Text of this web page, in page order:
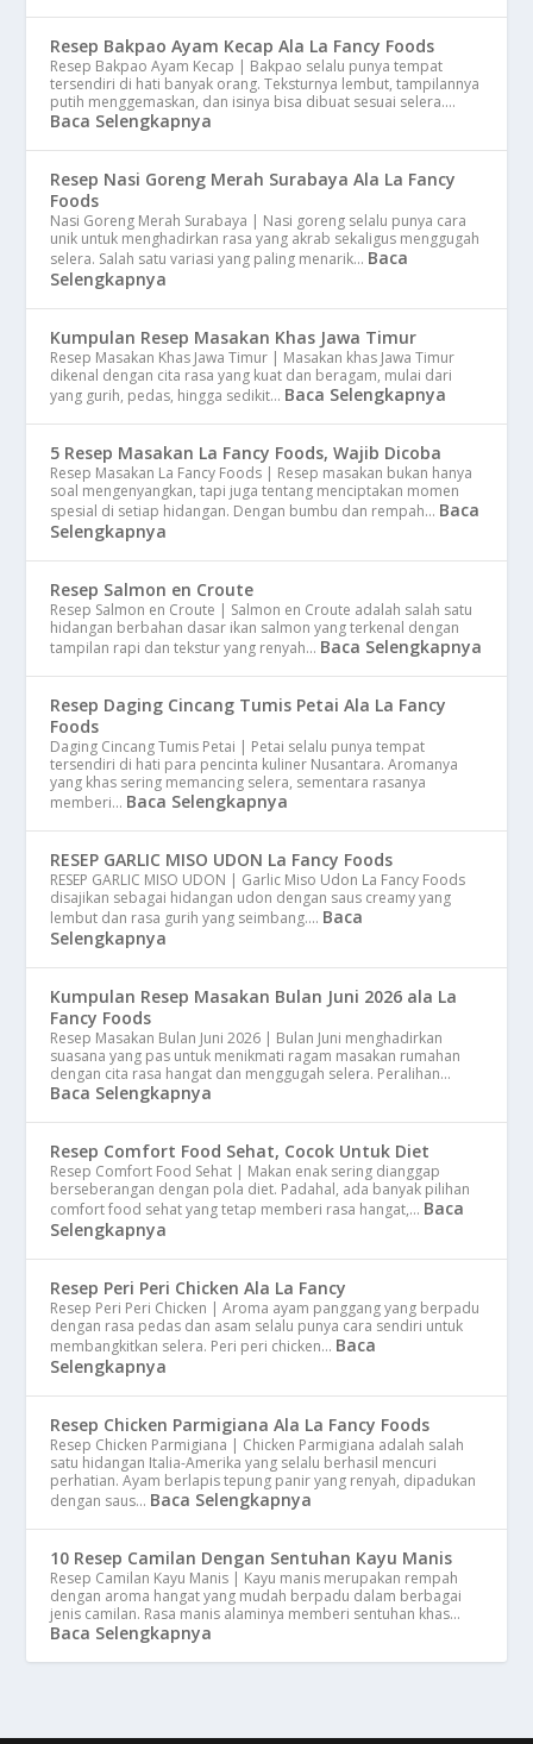
Resep Bakpao Ayam Kecap Ala La Fancy Foods
Resep Bakpao Ayam Kecap | Bakpao selalu punya tempat
tersendiri di hati banyak orang. Teksturnya lembut, tampilannya
putih menggemaskan, dan isinya bisa dibuat sesuai selera.…
Baca Selengkapnya
Resep Nasi Goreng Merah Surabaya Ala La Fancy
Foods
Nasi Goreng Merah Surabaya | Nasi goreng selalu punya cara
unik untuk menghadirkan rasa yang akrab sekaligus menggugah
selera. Salah satu variasi yang paling menarik… Baca
Selengkapnya
Kumpulan Resep Masakan Khas Jawa Timur
Resep Masakan Khas Jawa Timur | Masakan khas Jawa Timur
dikenal dengan cita rasa yang kuat dan beragam, mulai dari
yang gurih, pedas, hingga sedikit… Baca Selengkapnya
5 Resep Masakan La Fancy Foods, Wajib Dicoba
Resep Masakan La Fancy Foods | Resep masakan bukan hanya
soal mengenyangkan, tapi juga tentang menciptakan momen
spesial di setiap hidangan. Dengan bumbu dan rempah… Baca
Selengkapnya
Resep Salmon en Croute
Resep Salmon en Croute | Salmon en Croute adalah salah satu
hidangan berbahan dasar ikan salmon yang terkenal dengan
tampilan rapi dan tekstur yang renyah… Baca Selengkapnya
Resep Daging Cincang Tumis Petai Ala La Fancy
Foods
Daging Cincang Tumis Petai | Petai selalu punya tempat
tersendiri di hati para pencinta kuliner Nusantara. Aromanya
yang khas sering memancing selera, sementara rasanya
memberi… Baca Selengkapnya
RESEP GARLIC MISO UDON La Fancy Foods
RESEP GARLIC MISO UDON | Garlic Miso Udon La Fancy Foods
disajikan sebagai hidangan udon dengan saus creamy yang
lembut dan rasa gurih yang seimbang.… Baca
Selengkapnya
Kumpulan Resep Masakan Bulan Juni 2026 ala La
Fancy Foods
Resep Masakan Bulan Juni 2026 | Bulan Juni menghadirkan
suasana yang pas untuk menikmati ragam masakan rumahan
dengan cita rasa hangat dan menggugah selera. Peralihan…
Baca Selengkapnya
Resep Comfort Food Sehat, Cocok Untuk Diet
Resep Comfort Food Sehat | Makan enak sering dianggap
berseberangan dengan pola diet. Padahal, ada banyak pilihan
comfort food sehat yang tetap memberi rasa hangat,… Baca
Selengkapnya
Resep Peri Peri Chicken Ala La Fancy
Resep Peri Peri Chicken | Aroma ayam panggang yang berpadu
dengan rasa pedas dan asam selalu punya cara sendiri untuk
membangkitkan selera. Peri peri chicken… Baca
Selengkapnya
Resep Chicken Parmigiana Ala La Fancy Foods
Resep Chicken Parmigiana | Chicken Parmigiana adalah salah
satu hidangan Italia-Amerika yang selalu berhasil mencuri
perhatian. Ayam berlapis tepung panir yang renyah, dipadukan
dengan saus… Baca Selengkapnya
10 Resep Camilan Dengan Sentuhan Kayu Manis
Resep Camilan Kayu Manis | Kayu manis merupakan rempah
dengan aroma hangat yang mudah berpadu dalam berbagai
jenis camilan. Rasa manis alaminya memberi sentuhan khas…
Baca Selengkapnya